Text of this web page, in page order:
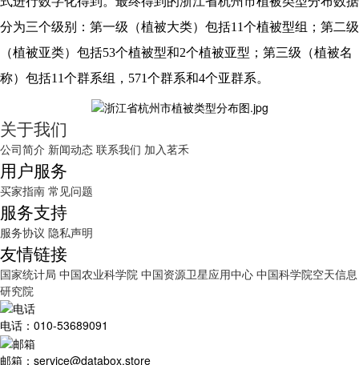
分为三个级别：第一级（植被大类）包括11个植被型组；第二级
（植被亚类）包括53个植被型和2个植被亚型；第三级（植被名
称）包括11个群系组，571个群系和4个亚群系。
关于我们
公司简介 新闻动态 联系我们 加入茗禾
用户服务
买家指南 常见问题
服务支持
服务协议 隐私声明
友情链接
国家统计局 中国农业科学院 中国资源卫星应用中心 中国科学院空天信息
研究院
电话：010-53689091
邮箱：service@databox.store